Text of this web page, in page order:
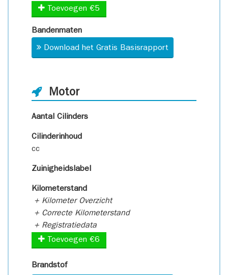
Toevoegen €5
Bandenmaten
Download het Gratis Basisrapport
Motor
Aantal Cilinders
Cilinderinhoud
cc
Zuinigheidslabel
Kilometerstand
+ Kilometer Overzicht
+ Correcte Kilometerstand
+ Registratiedata
Toevoegen €6
Brandstof